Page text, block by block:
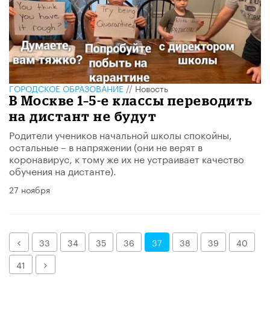
ГОРОДСКОЕ ОБРАЗОВАНИЕ//Новость
В Москве 1–5-е классы переводить
на дистант не будут
Родители учеников начальной школы спокойны,
остальные – в напряжении (они не верят в
коронавирус, к тому же их не устраивает качество
обучения на дистанте).
27 ноября
Назад33 34 35 36 37 38 39
40
41
Далее